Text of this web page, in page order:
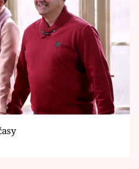
Vary